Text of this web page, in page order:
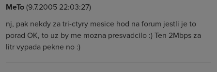
MeTo(9.7.2005 22:03:27)
nj, pak nekdy za tri-ctyry mesice hod na forum jestli je to
porad OK, to uz by me mozna presvadcilo :) Ten 2Mbps za
litr vypada pekne no :)